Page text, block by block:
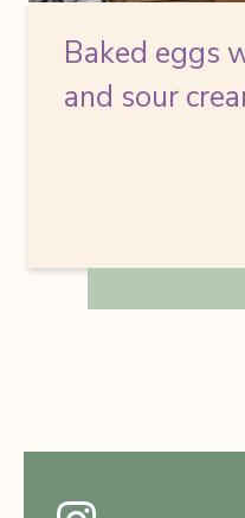
Baked eggs
and sour